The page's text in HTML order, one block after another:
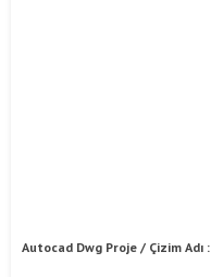
Autocad Dwg Proje / Çizim Adı :